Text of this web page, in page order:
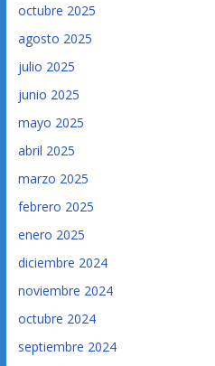
octubre 2025
agosto 2025
julio 2025
junio 2025
mayo 2025
abril 2025
marzo 2025
febrero 2025
enero 2025
diciembre 2024
noviembre 2024
octubre 2024
septiembre 2024